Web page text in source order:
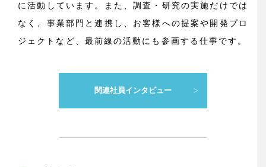
に活動しています。また、調査・研究の実施だけでは
なく、事業部門と連携し、お客様への提案や開発プロ
ジェクトなど、最前線の活動にも参画する仕事です。
関連社員インタビュー